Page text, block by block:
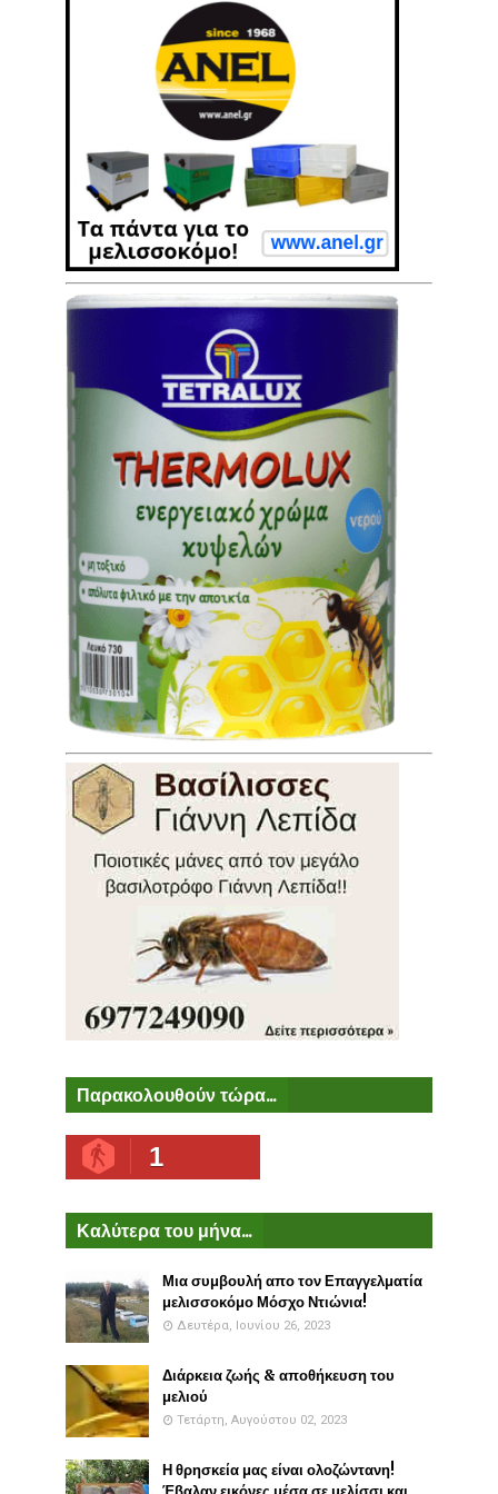
Παρακολουθούν τώρα...
1
Καλύτερα του μήνα...
Μια συμβουλή απο τον Επαγγελματία
μελισσοκόμο Μόσχο Ντιώνια!
Δευτέρα, Ιουνίου 26, 2023
Διάρκεια ζωής & αποθήκευση του
μελιού
Τετάρτη, Αυγούστου 02, 2023
Η θρησκεία μας είναι ολοζώντανη!